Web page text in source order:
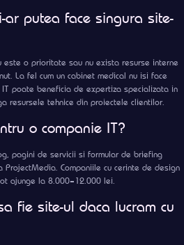
ar putea face singura site-
este o prioritate sau nu exista resurse interne
La fel cum un cabinet medical nu isi face
poate beneficia de expertiza specializata in
resursele tehnice din proiectele clientilor.
o companie IT?
pagini de servicii si formular de briefing
Companiile cu cerinte de design
ajunge la 8.000–12.000 lei.
fie site-ul daca lucram cu